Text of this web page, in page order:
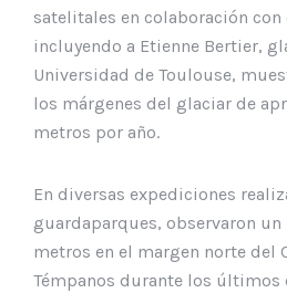
satelitales en colaboración
incluyendo a Etienne Bertier,
Universidad de Toulouse,
los márgenes del glaciar de
metros por año.
En diversas expediciones
guardaparques, observaron
metros en el margen norte del
Témpanos durante los últimos